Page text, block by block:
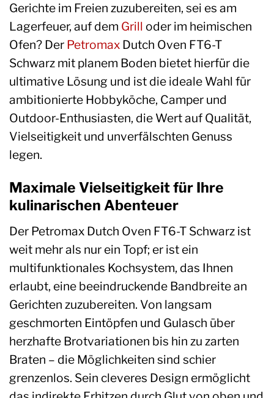
Gerichte im Freien zuzubereiten, sei es am
Lagerfeuer, auf dem Grill oder im heimischen
Ofen? Der Petromax Dutch Oven FT6-T
Schwarz mit planem Boden bietet hierfür die
ultimative Lösung und ist die ideale Wahl für
ambitionierte Hobbyköche, Camper und
Outdoor-Enthusiasten, die Wert auf Qualität,
Vielseitigkeit und unverfälschten Genuss
legen.
Maximale Vielseitigkeit für Ihre
kulinarischen Abenteuer
Der Petromax Dutch Oven FT6-T Schwarz ist
weit mehr als nur ein Topf; er ist ein
multifunktionales Kochsystem, das Ihnen
erlaubt, eine beeindruckende Bandbreite an
Gerichten zuzubereiten. Von langsam
geschmorten Eintöpfen und Gulasch über
herzhafte Brotvariationen bis hin zu zarten
Braten – die Möglichkeiten sind schier
grenzenlos. Sein cleveres Design ermöglicht